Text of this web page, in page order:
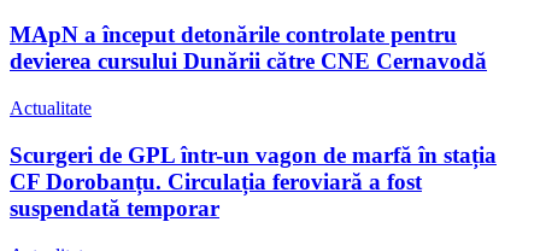
MApN a început detonările controlate pentru
devierea cursului Dunării către CNE Cernavodă
Actualitate
Scurgeri de GPL într-un vagon de marfă în stația
CF Dorobanțu. Circulația feroviară a fost
suspendată temporar